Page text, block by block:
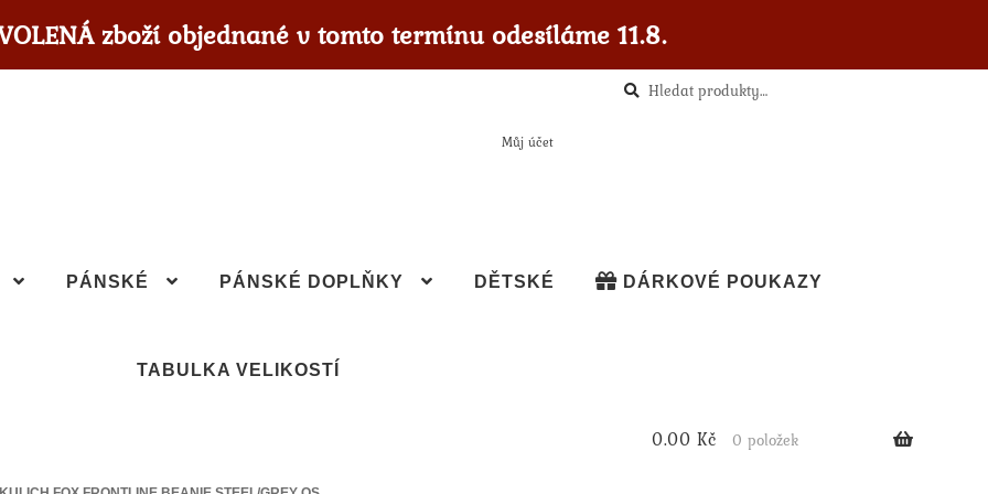
zboží objednané v tomto termínu odesíláme 11.8.
Můj účet
Hledat:
Hledat
PÁNSKÉ PÁNSKÉ DOPLŇKY DĚTSKÉ DÁRKOVÉ POUKAZY
TABULKA VELIKOSTÍ
0.00Kč 0 položek